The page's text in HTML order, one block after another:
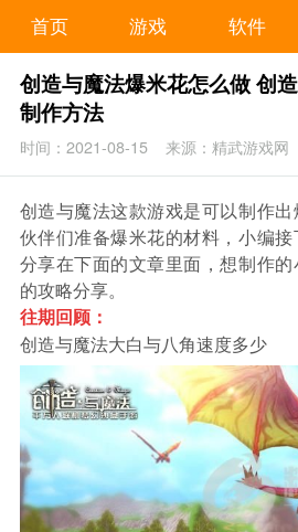
首页 游戏 软件
创造与魔法爆米花怎么做 创
制作方法
时间：2021-08-15 来源：精武游戏网
创造与魔法这款游戏是可以制作
伙伴们准备爆米花的材料，小编
分享在下面的文章里面，想制作
的攻略分享。
往期回顾：
创造与魔法大白与八角速度多少